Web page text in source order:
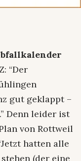
“Der
gut geklappt –
Denn leider ist
von Rottweil
hatten alle
(der eine